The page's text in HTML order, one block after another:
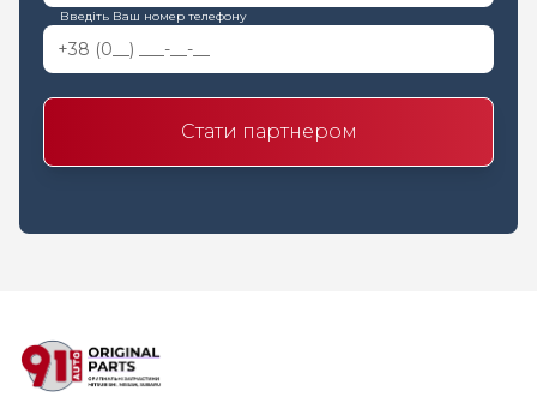
Введіть Ваш номер телефону
Стати партнером